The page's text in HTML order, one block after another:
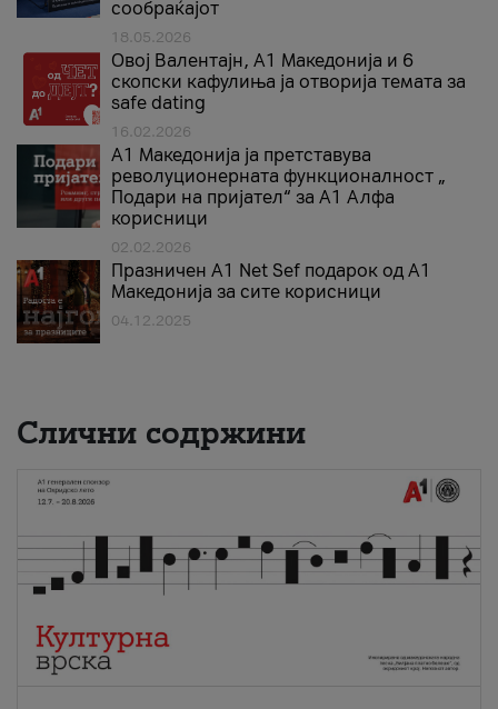
сообраќајот
18.05.2026
Овој Валентајн, A1 Македонија и 6
скопски кафулиња ја отворија темата за
safe dating
16.02.2026
А1 Македонија ја претставува
револуционерната функционалност „
Подари на пријател“ за А1 Алфа
корисници
02.02.2026
Празничен A1 Net Sеf подарок од А1
Македонија за сите корисници
04.12.2025
Слични содржини